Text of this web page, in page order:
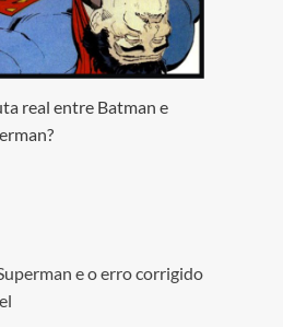
real entre Batman e
e o erro corrigido